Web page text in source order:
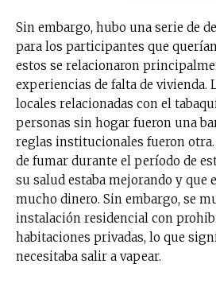
No te pierdas
últimas noticias
Suscríbete a nuestro
Sin embargo, hubo una serie de
para los participantes que
estos se relacionaron
experiencias de falta de vivienda.
locales relacionadas con el
personas sin hogar fueron una
reglas institucionales fueron
de fumar durante el período de
su salud estaba mejorando y que
mucho dinero. Sin embargo, se
instalación residencial con
habitaciones privadas, lo que
necesitaba salir a vapear.